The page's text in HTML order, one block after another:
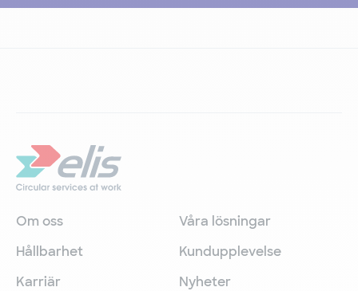
Om oss
Våra lösningar
Hållbarhet
Kundupplevelse
Karriär
Nyheter